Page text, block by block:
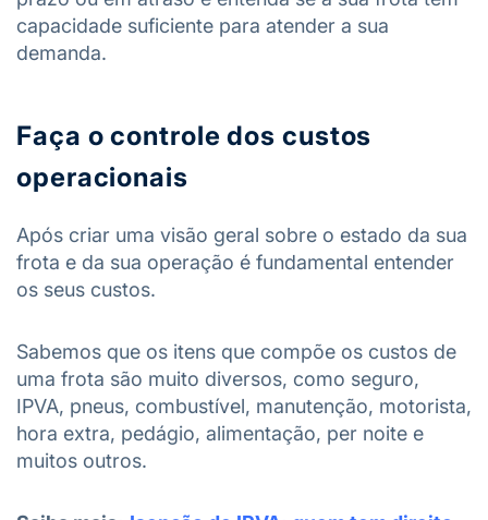
capacidade suficiente para atender a sua
demanda.
Faça o controle dos custos
operacionais
Após criar uma visão geral sobre o estado da sua
frota e da sua operação é fundamental entender
os seus custos.
Sabemos que os itens que compõe os custos de
uma frota são muito diversos, como seguro,
IPVA, pneus, combustível, manutenção, motorista,
hora extra, pedágio, alimentação, per noite e
muitos outros.